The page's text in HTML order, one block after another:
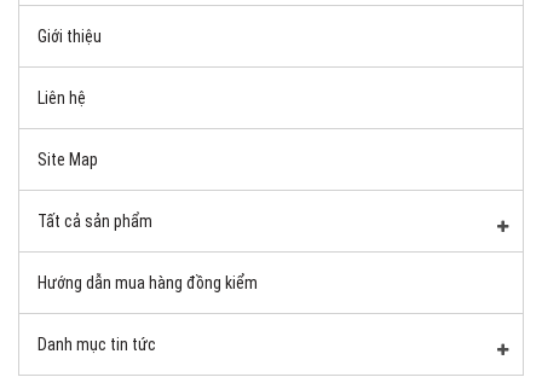
Giới thiệu
Liên hệ
Site Map
Tất cả sản phẩm
Hướng dẫn mua hàng đồng kiểm
Danh mục tin tức